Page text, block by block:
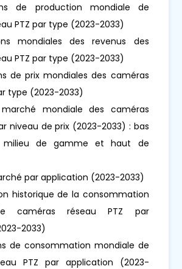
de production mondiale de
PTZ par type (2023-2033)
mondiales des revenus des
PTZ par type (2023-2033)
de prix mondiales des caméras
type (2023-2033)
mondiale des caméras
niveau de prix (2023-2033) : bas
milieu de gamme et haut de
par application (2023-2033)
historique de la consommation
caméras réseau PTZ par
2033)
de consommation mondiale de
PTZ par application (2023-